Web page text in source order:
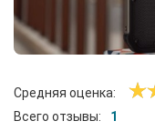
Средняя оценка:
Всего отзывы:
1